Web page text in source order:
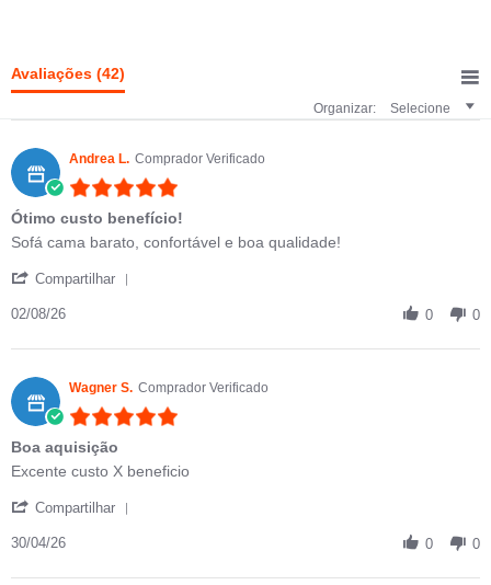
Avaliações (42)
Organizar: Selecione
Andrea L. Comprador Verificado
Ótimo custo benefício!
Review by Andrea L. on 2 Aug 2026
review stating Ótimo custo benefício!
Sofá cama barato, confortável e boa qualidade!
Compartilhar
02/08/26 0 0
Wagner S. Comprador Verificado
Boa aquisição
Review by Wagner S. on 30 Apr 2026
review stating Boa aquisição
Excente custo X beneficio
Compartilhar
30/04/26 0 0